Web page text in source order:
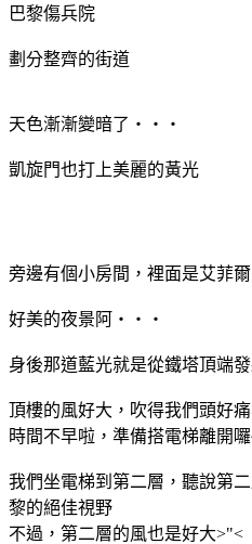
巴黎傷兵院
劃分整齊的街道
天色漸漸變暗了‧‧‧
凱旋門也打上美麗的黃光
旁邊有個小房間，裡面是艾菲
好美的夜景阿‧‧‧
身後那道藍光就是從鐵塔頂端
頂樓的風好大，吹得我們頭好
時間不早啦，準備搭電梯離開
我們坐電梯到第二層，聽說第
黎的絕佳視野
不過，第二層的風也是好大>"<